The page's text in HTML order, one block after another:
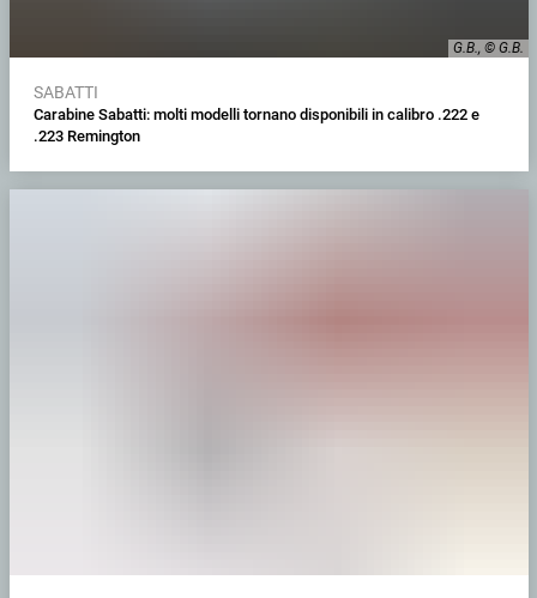
G.B., © G.B.
SABATTI
Carabine Sabatti: molti modelli tornano disponibili in calibro .222 e
.223 Remington